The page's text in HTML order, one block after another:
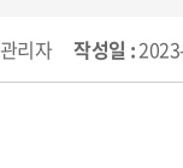
관리자작성일 :